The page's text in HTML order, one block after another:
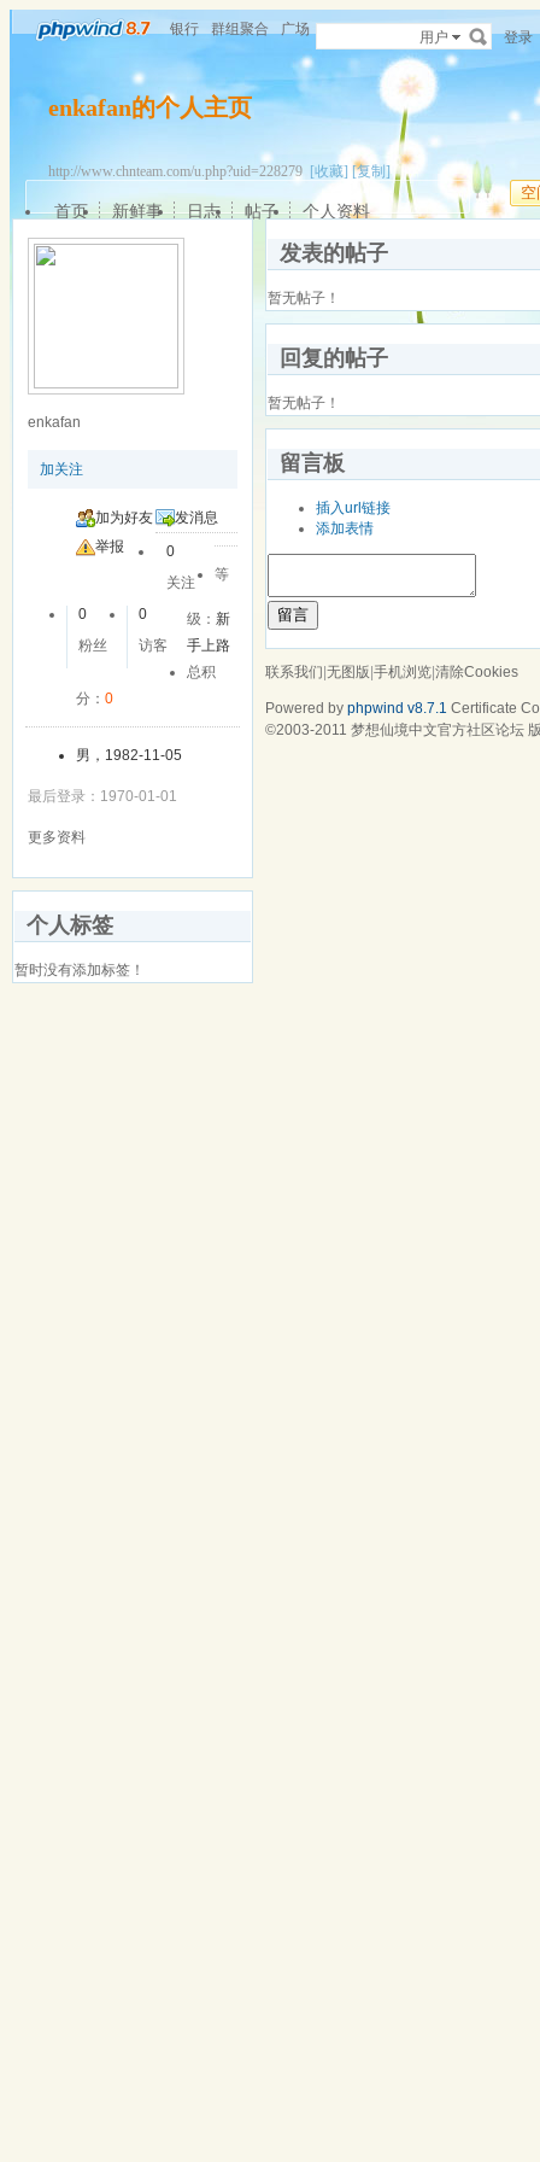
银行 群组聚合 广场 用户 登录
enkafan的个人主页
http://www.chnteam.com/u.php?uid=228279 [收藏] [复制]
空
首页 新鲜事 日志 帖子 个人资料
enkafan
加关注
加为好友
发消息
举报
0
关注
0
粉丝
0
访客
等
级：新
手上路
总积
分： 0
男，1982-11-05
最后登录：1970-01-01
更多资料
个人标签
暂时没有添加标签！
发表的帖子
暂无帖子！
回复的帖子
暂无帖子！
留言板
插入url链接
添加表情
留言
联系我们|无图版|手机浏览|清除Cookies
Powered by phpwind v8.7.1 Certificate
©2003-2011 梦想仙境中文官方社区论坛